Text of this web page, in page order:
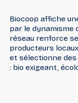
Biocoop affiche
par le dynamisme
réseau renforce
producteurs
et sélectionne des
: bio exigeant,